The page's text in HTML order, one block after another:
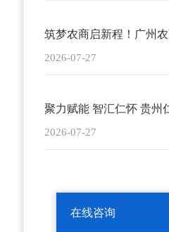
筑梦农商启新程！广州
2026-07-27
聚力赋能 智汇仁怀 贵州
2026-07-27
在线咨询